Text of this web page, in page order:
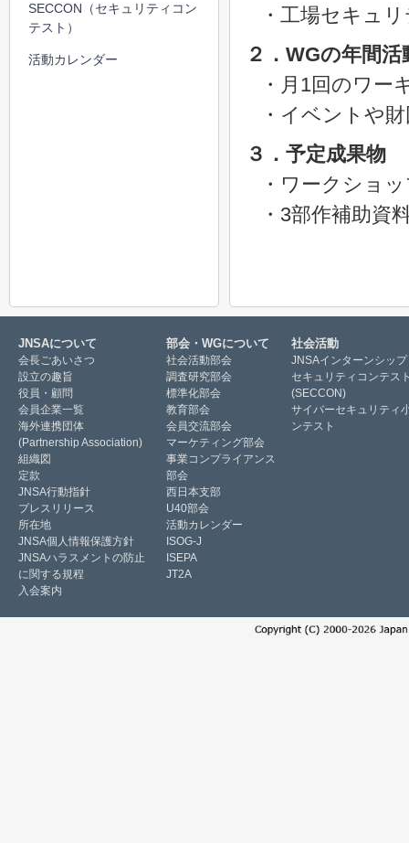
・工場セキュ
２．WGの年間活
・月1回のワー
・イベントや
３．予定成果物
・ワークショ
・3部作補助資
SECCON（セキュリティコン
テスト）
活動カレンダー
JNSAについて
会長ごあいさつ
設立の趣旨
役員・顧問
会員企業一覧
海外連携団体
(Partnership Association)
組織図
定款
JNSA行動指針
プレスリリース
所在地
JNSA個人情報保護方針
JNSAハラスメントの防止
に関する規程
入会案内
部会・WGについて
社会活動部会
調査研究部会
標準化部会
教育部会
会員交流部会
マーケティング部会
事業コンプライアンス
部会
西日本支部
U40部会
活動カレンダー
ISOG-J
ISEPA
JT2A
社会活動
JNSAインターンシップ
セキュリティコンテス
(SECCON)
サイバーセキュリティ
ンテスト